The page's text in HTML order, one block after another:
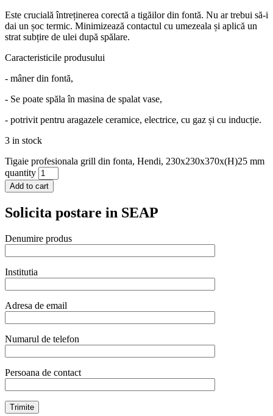
Este crucială întreținerea corectă a tigăilor din fontă. Nu ar trebui să-i
dai un șoc termic. Minimizează contactul cu umezeala și aplică un
strat subțire de ulei după spălare.
Caracteristicile produsului
- mâner din fontă,
- Se poate spăla în masina de spalat vase,
- potrivit pentru aragazele ceramice, electrice, cu gaz și cu inducție.
3 in stock
Tigaie profesionala grill din fonta, Hendi, 230x230x370x(H)25 mm
quantity
Add to cart
Solicita postare in SEAP
Denumire produs
Institutia
Adresa de email
Numarul de telefon
Persoana de contact